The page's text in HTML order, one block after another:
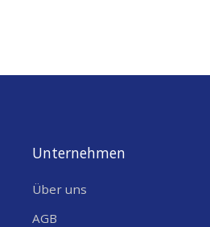
Unternehmen
Über uns
AGB